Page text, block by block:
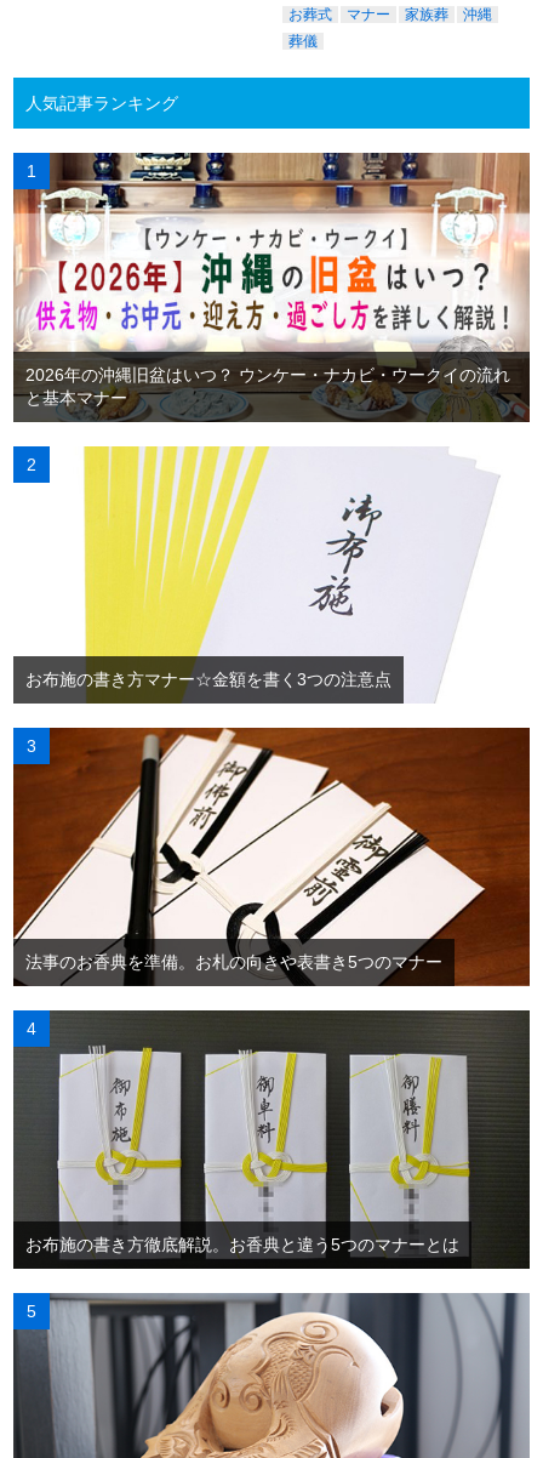
お葬式 マナー 家族葬
沖縄
葬儀
人気記事ランキング
2026年の沖縄旧盆はいつ？ ウンケー・ナカビ・ウークイの流れ
と基本マナー
お布施の書き方マナー☆金額を書く3つの注意点
法事のお香典を準備。お札の向きや表書き5つのマナー
お布施の書き方徹底解説。お香典と違う5つのマナーとは